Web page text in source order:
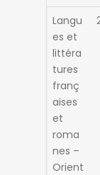
Langu
es et
littéra
tures
franç
aises
et
roma
nes –
Orient